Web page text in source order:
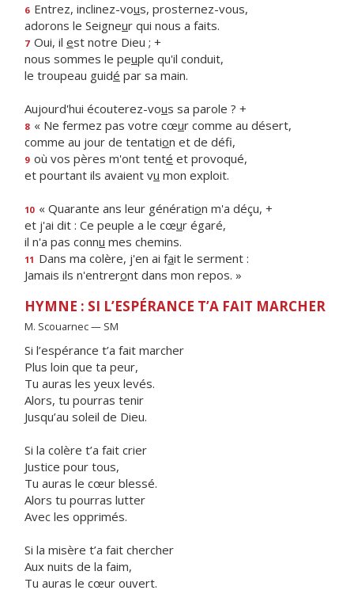
6 Entrez, inclinez-vous, prosternez-vous,
adorons le Seigneur qui nous a faits.
7 Oui, il est notre Dieu ; +
nous sommes le peuple qu'il conduit,
le troupeau guidé par sa main.
Aujourd'hui écouterez-vous sa parole ? +
8 « Ne fermez pas votre cœur comme au désert,
comme au jour de tentation et de défi,
9 où vos pères m'ont tenté et provoqué,
et pourtant ils avaient vu mon exploit.
10 « Quarante ans leur génération m'a déçu, +
et j'ai dit : Ce peuple a le cœur égaré,
il n'a pas connu mes chemins.
11 Dans ma colère, j'en ai fait le serment :
Jamais ils n'entreront dans mon repos. »
HYMNE : SI L’ESPÉRANCE T’A FAIT MARCHER
M. Scouarnec — SM
Si l’espérance t’a fait marcher
Plus loin que ta peur,
Tu auras les yeux levés.
Alors, tu pourras tenir
Jusqu’au soleil de Dieu.
Si la colère t’a fait crier
Justice pour tous,
Tu auras le cœur blessé.
Alors tu pourras lutter
Avec les opprimés.
Si la misère t’a fait chercher
Aux nuits de la faim,
Tu auras le cœur ouvert.